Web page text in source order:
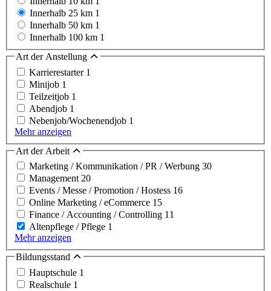
Innerhalb 25 km 1
Innerhalb 50 km 1
Innerhalb 100 km 1
Art der Anstellung
Karrierestarter 1
Minijob 1
Teilzeitjob 1
Abendjob 1
Nebenjob/Wochenendjob 1
Mehr anzeigen
Art der Arbeit
Marketing / Kommunikation / PR / Werbung 30
Management20
Events / Messe / Promotion / Hostess 16
Online Marketing / eCommerce 15
Finance / Accounting / Controlling 11
Altenpflege / Pflege 1
Mehr anzeigen
Bildungsstand
Hauptschule 1
Realschule 1